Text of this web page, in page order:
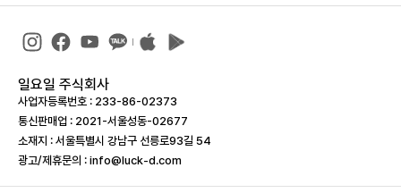
일요일 주식회사
사업자등록번호 : 233-86-023­73
통신판매업 : 2021-서울성동-02677
소재지 : 서울특별시 강남구 선릉로93길 54
광고/제휴문의 : info@luck-d.com